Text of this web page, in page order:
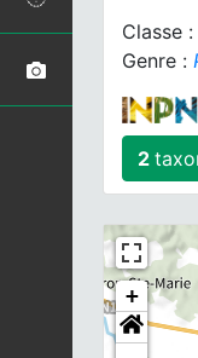
Classe :
Genre :
2
+